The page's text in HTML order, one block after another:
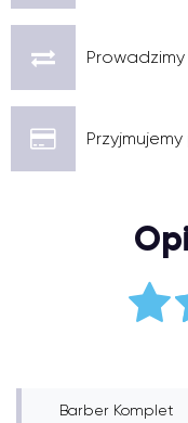
Barber Komplet